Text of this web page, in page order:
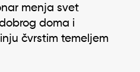
menja svet
doma i
čvrstim temeljem